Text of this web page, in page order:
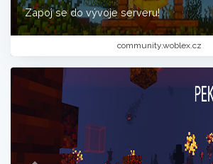
Zapoj se do vývoje serveru!
community.woblex.cz